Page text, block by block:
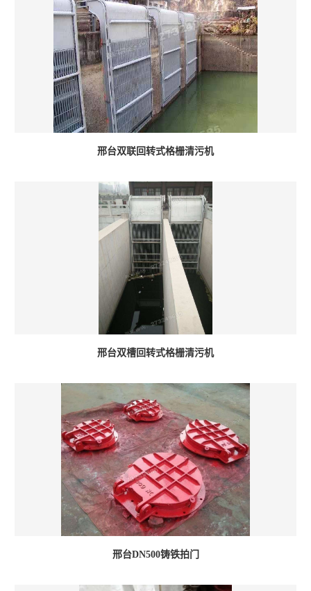
邢台双联回转式格栅清污机
邢台双槽回转式格栅清污机
邢台DN500铸铁拍门